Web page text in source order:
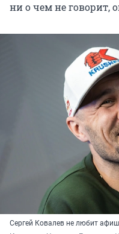
ни о чем не говорит,
Сергей Ковалев не любит